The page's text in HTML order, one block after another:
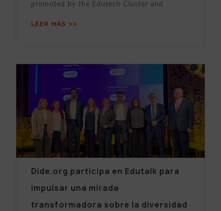
promoted by the Edutech Cluster and
LEER MÁS >>
Dide.org participa en Edutalk para
impulsar una mirada
transformadora sobre la diversidad